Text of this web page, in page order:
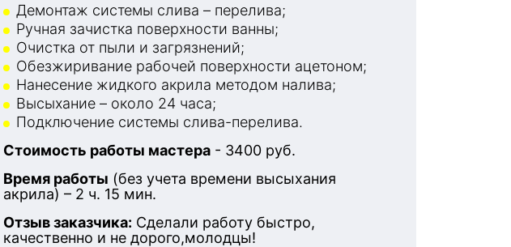
Демонтаж системы слива – перелива;
Ручная зачистка поверхности ванны;
Очистка от пыли и загрязнений;
Обезжиривание рабочей поверхности ацетоном;
Нанесение жидкого акрила методом налива;
Высыхание – около 24 часа;
Подключение системы слива-перелива.
Стоимость работы мастера - 3400 руб.
Время работы (без учета времени высыхания
акрила) – 2 ч. 15 мин.
Отзыв заказчика: Сделали работу быстро,
качественно и не дорого,молодцы!